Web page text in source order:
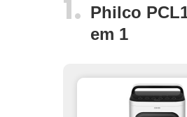
Philco
em 1